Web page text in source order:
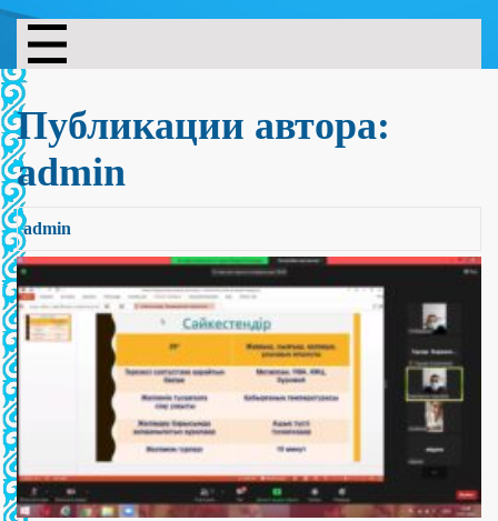
Публикации автора:
admin
admin